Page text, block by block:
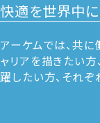
快適を世界中
アーケムでは、共
ャリアを描きたい
躍したい⽅、それ